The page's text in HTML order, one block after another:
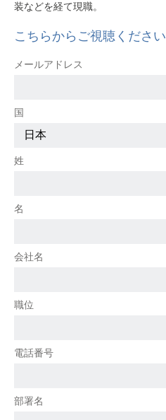
装などを経て現職。
こちらからご視聴ください
メールアドレス
国
姓
名
会社名
職位
電話番号
部署名